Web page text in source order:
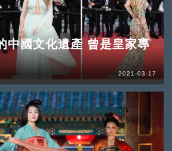
中國文化遺產 曾是皇家專
2021-03-17